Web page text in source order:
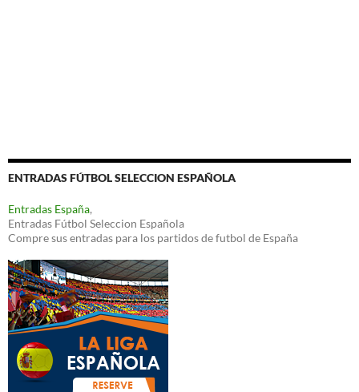
ENTRADAS FÚTBOL SELECCION ESPAÑOLA
Entradas España,
Entradas Fútbol Seleccion Española
Compre sus entradas para los partidos de futbol de España